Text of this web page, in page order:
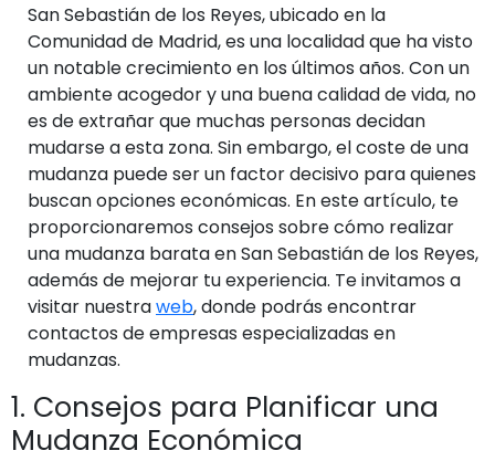
San Sebastián de los Reyes, ubicado en la
Comunidad de Madrid, es una localidad que ha visto
un notable crecimiento en los últimos años. Con un
ambiente acogedor y una buena calidad de vida, no
es de extrañar que muchas personas decidan
mudarse a esta zona. Sin embargo, el coste de una
mudanza puede ser un factor decisivo para quienes
buscan opciones económicas. En este artículo, te
proporcionaremos consejos sobre cómo realizar
una mudanza barata en San Sebastián de los Reyes,
además de mejorar tu experiencia. Te invitamos a
visitar nuestraweb, donde podrás encontrar
contactos de empresas especializadas en
mudanzas.
1. Consejos para Planificar una
Mudanza Económica